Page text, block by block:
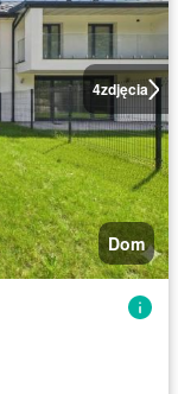
4zdjęcia
Dom